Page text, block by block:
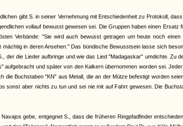
gibt S. in seiner Vernehmung mit Entschiedenheit zu Protokoll,
vollauf bewusst gewesen sei. Die Gruppen haben einen
Verbände: "Sie wird auch bewusst getragen um heute noch
mächtig in deren Ansehen." Das bündische Bewusstsein lasse sich
der die Lieder aufbringe und wie das Lied "Madagaskar" umdichte. Zu
aufgebracht und später von den Kalkern übernommen worden sei.
die Buchstaben "KN" aus Metall, die an der Mütze befestigt worden
sonst aber nichts zu tun und sei nie mit auf Fahrt gewesen. Die
gebe, entgegnet S., dass die früheren Ringpfadfinder